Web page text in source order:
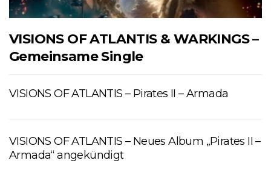
VISIONS OF ATLANTIS & WARKINGS –
Gemeinsame Single
VISIONS OF ATLANTIS – Pirates II – Armada
VISIONS OF ATLANTIS – Neues Album „Pirates II –
Armada“ angekündigt